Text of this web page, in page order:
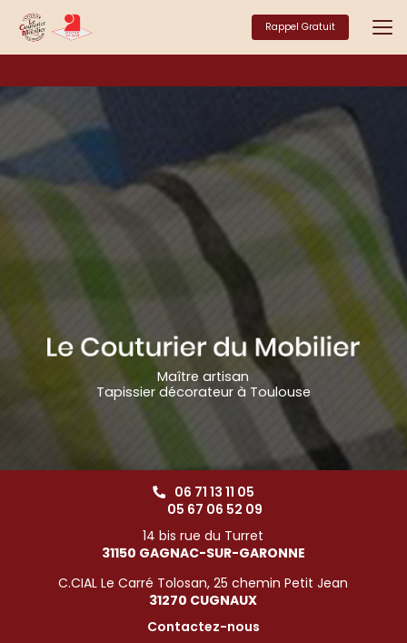
contenu
principal
Rappel Gratuit
Maître artisan
Tapissier décorateur à Toulouse
06 71 13 11 05
05 67 06 52 09
14 bis rue du Turret
31150 GAGNAC-SUR-GARONNE
C.CIAL Le Carré Tolosan, 25 chemin Petit Jean
31270 CUGNAUX
Contactez-nous